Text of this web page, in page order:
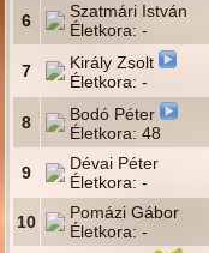
6
Szatmári István
Életkora: -
7
Király Zsolt
Életkora: -
8
Bodó Péter
Életkora: 48
9
Dévai Péter
Életkora: -
10
Pomázi Gábor
Életkora: -